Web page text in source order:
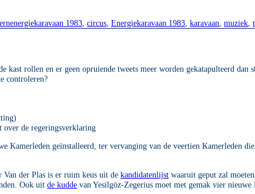
1983 ,circus ,Energiekaravaan 1983 ,karavaan ,muziek ,
kast rollen en er geen opruiende tweets meer worden gekatapulteerd dan
controleren?
over de regeringsverklaring
Kamerleden geïnstalleerd, ter vervanging van de veertien Kamerleden
Van der Plas is er ruim keus uit dekandidatenlijst waaruit geput zal
Ook uitde kudde van Yesilgöz-Zegerius moet met gemak vier nieuwe